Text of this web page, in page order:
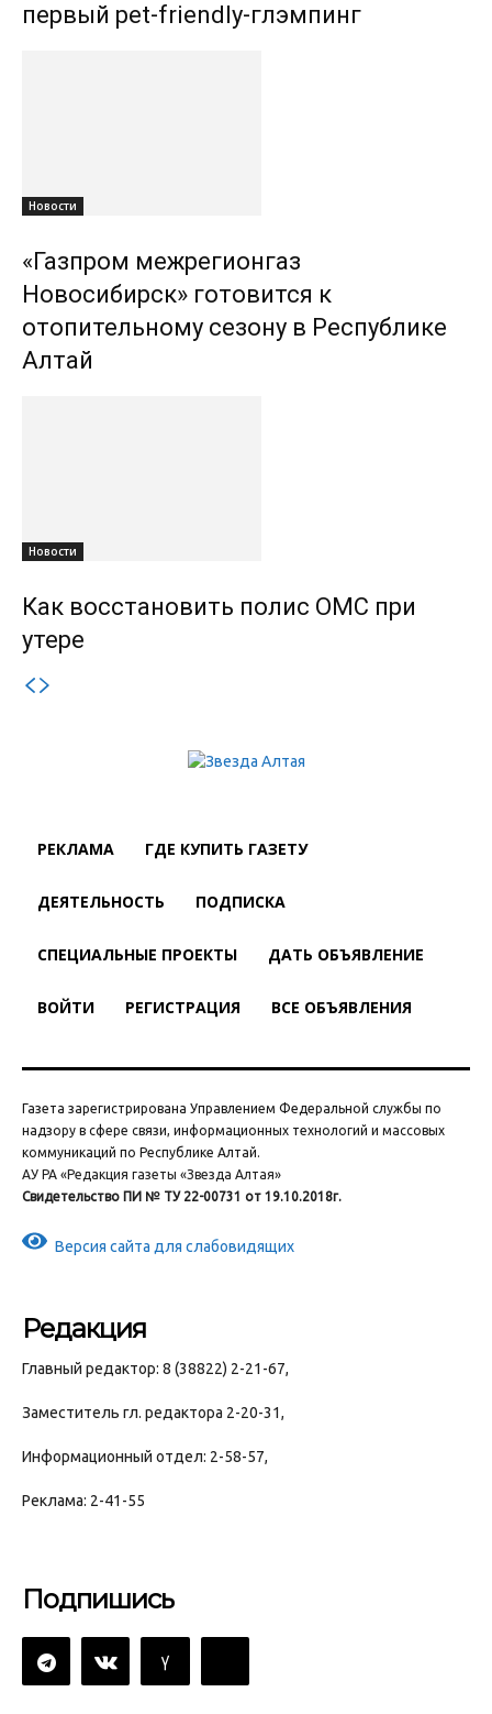
первый pet-friendly-глэмпинг
Новости
«Газпром межрегионгаз
Новосибирск» готовится к
отопительному сезону в Республике
Алтай
Новости
Как восстановить полис ОМС при
утере
РЕКЛАМА ГДЕ КУПИТЬ ГАЗЕТУ
ДЕЯТЕЛЬНОСТЬ ПОДПИСКА
СПЕЦИАЛЬНЫЕ ПРОЕКТЫ ДАТЬ ОБЪЯВЛЕНИЕ
ВОЙТИ РЕГИСТРАЦИЯ ВСЕ ОБЪЯВЛЕНИЯ
Газета зарегистрирована Управлением Федеральной службы по
надзору в сфере связи, информационных технологий и массовых
коммуникаций по Республике Алтай.
АУ РА «Редакция газеты «Звезда Алтая»
Свидетельство ПИ № ТУ 22-00731 от 19.10.2018г.
Версия сайта для слабовидящих
Редакция
Главный редактор: 8 (38822) 2-21-67,
Заместитель гл. редактора 2-20-31,
Информационный отдел: 2-58-57,
Реклама: 2-41-55
Подпишись